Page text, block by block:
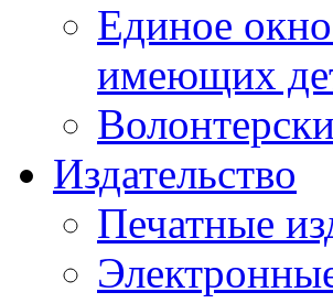
Единое
имеющих
Издательство
Печатные